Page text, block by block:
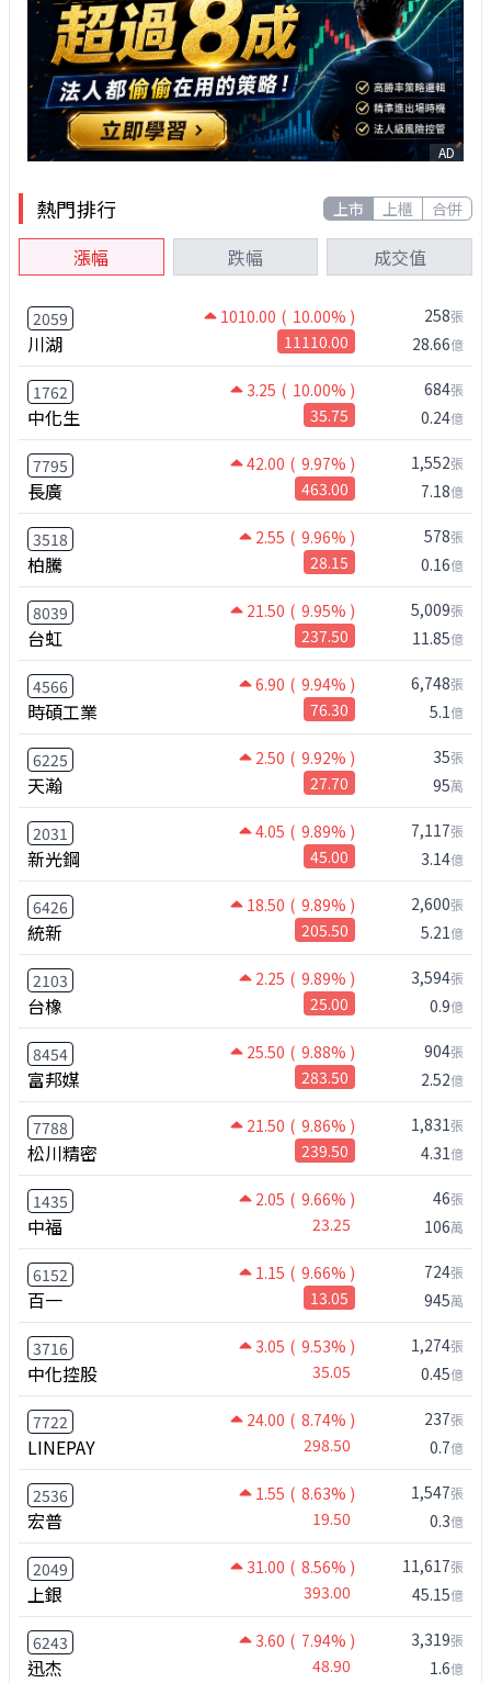
AD
熱門排行 上市 上櫃 合併
漲幅 跌幅 成交值
2059 1010.00 ( 10.00% )
川湖 11110.00
258張
28.66億
1762 3.25 ( 10.00% )
中化生 35.75
684張
0.24億
7795 42.00 ( 9.97% )
長廣 463.00
1,552張
7.18億
3518 2.55 ( 9.96% )
柏騰 28.15
578張
0.16億
8039 21.50 ( 9.95% )
台虹 237.50
5,009張
11.85億
4566 6.90 ( 9.94% )
時碩工業 76.30
6,748張
5.1億
6225 2.50 ( 9.92% )
天瀚 27.70
35張
95萬
2031 4.05 ( 9.89% )
新光鋼 45.00
7,117張
3.14億
6426 18.50 ( 9.89% )
統新 205.50
2,600張
5.21億
2103 2.25 ( 9.89% )
台橡 25.00
3,594張
0.9億
8454 25.50 ( 9.88% )
富邦媒 283.50
904張
2.52億
7788 21.50 ( 9.86% )
松川精密 239.50
1,831張
4.31億
1435 2.05 ( 9.66% )
中福 23.25
46張
106萬
6152 1.15 ( 9.66% )
百一 13.05
724張
945萬
3716 3.05 ( 9.53% )
中化控股 35.05
1,274張
0.45億
7722 24.00 ( 8.74% )
LINEPAY 298.50
237張
0.7億
2536 1.55 ( 8.63% )
宏普 19.50
1,547張
0.3億
2049 31.00 ( 8.56% )
上銀 393.00
11,617張
45.15億
6243 3.60 ( 7.94% )
迅杰 48.90
3,319張
1.6億